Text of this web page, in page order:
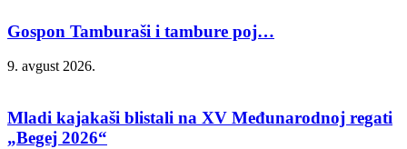
Gospon Tamburaši i tambure poj…
9. avgust 2026.
Mladi kajakaši blistali na XV Međunarodnoj regati
„Begej 2026“